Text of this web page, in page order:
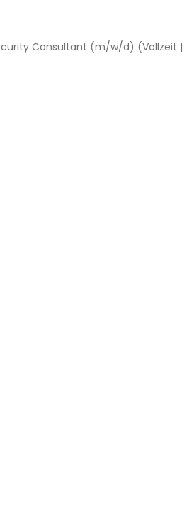
Consultant (m/w/d) (Vollzeit |